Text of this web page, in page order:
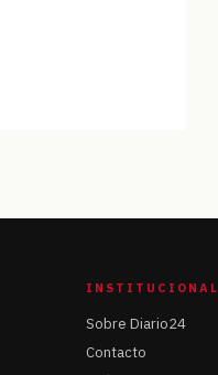
INSTITUCIONAL
Sobre Diario24
Contacto